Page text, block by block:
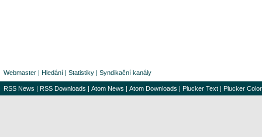
Webmaster | Hledání | Statistiky | Syndikační kanály
RSS News | RSS Downloads | Atom News | Atom Downloads | Plucker Text | Plucker Color